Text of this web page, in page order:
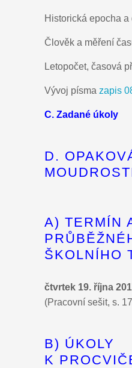
Historická epocha a
Člověk a měření
Letopočet, časová
Vývoj písma zapis
C. Zadané úkoly
D.
A) TERMÍN
ŠKOLNÍHO
čtvrtek 19. října
(Pracovní sešit, s.
B) ÚKOLY
K